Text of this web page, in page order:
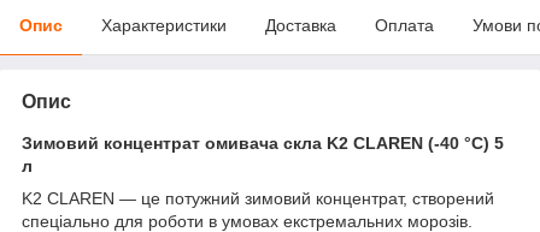
Опис Характеристики Доставка Оплата Умови
Опис
Зимовий концентрат омивача скла K2 CLAREN (-40 °C) 5
л
K2 CLAREN — це потужний зимовий концентрат, створений
спеціально для роботи в умовах екстремальних морозів.